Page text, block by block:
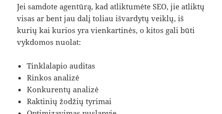
Jei samdote agentūrą, kad atliktumėte SEO, jie atliktų
visas ar bent jau dalį toliau išvardytų veiklų, iš
kurių kai kurios yra vienkartinės, o kitos gali būti
vykdomos nuolat:
Tinklalapio auditas
Rinkos analizė
Konkurentų analizė
Raktinių žodžių tyrimai